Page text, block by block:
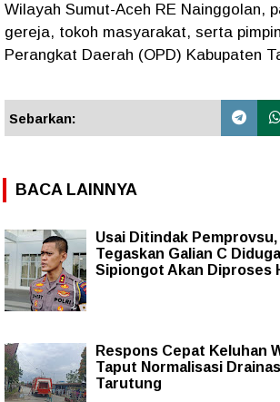
Wilayah Sumut-Aceh RE Nainggolan,
gereja, tokoh masyarakat, serta
Perangkat Daerah (OPD) Kabupaten
Sebarkan:
BACA LAINNYA
Usai Ditindak
Tegaskan Galian C
Sipiongot Akan Diproses
Respons Cepat Keluhan
Taput Normalisasi
Tarutung